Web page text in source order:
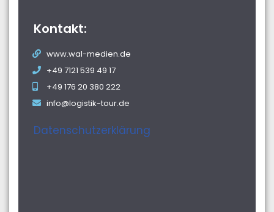
Kontakt:
www.wal-medien.de
+49 7121 539 49 17
+49 176 20 380 222
info@logistik-tour.de
Datenschutzerklärung